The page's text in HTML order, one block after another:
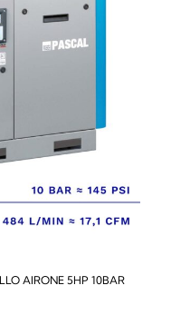
AIRONE 5HP 10BAR